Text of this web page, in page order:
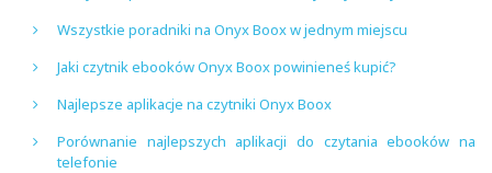
Wszystkie poradniki na Onyx Boox w jednym miejscu
Jaki czytnik ebooków Onyx Boox powinieneś kupić?
Najlepsze aplikacje na czytniki Onyx Boox
Porównanie najlepszych aplikacji do czytania ebooków na
telefonie